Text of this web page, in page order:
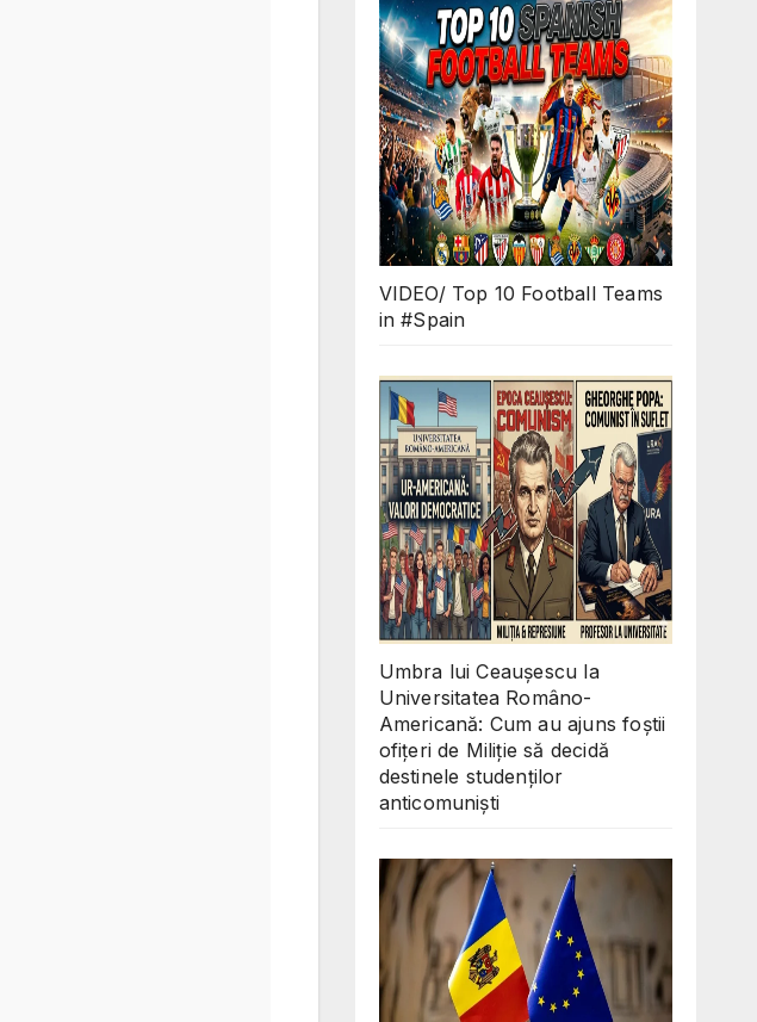
VIDEO/ Top 10 Football Teams
in #Spain
Umbra lui Ceaușescu la
Universitatea Româno-
Americană: Cum au ajuns foștii
ofițeri de Miliție să decidă
destinele studenților
anticomuniști